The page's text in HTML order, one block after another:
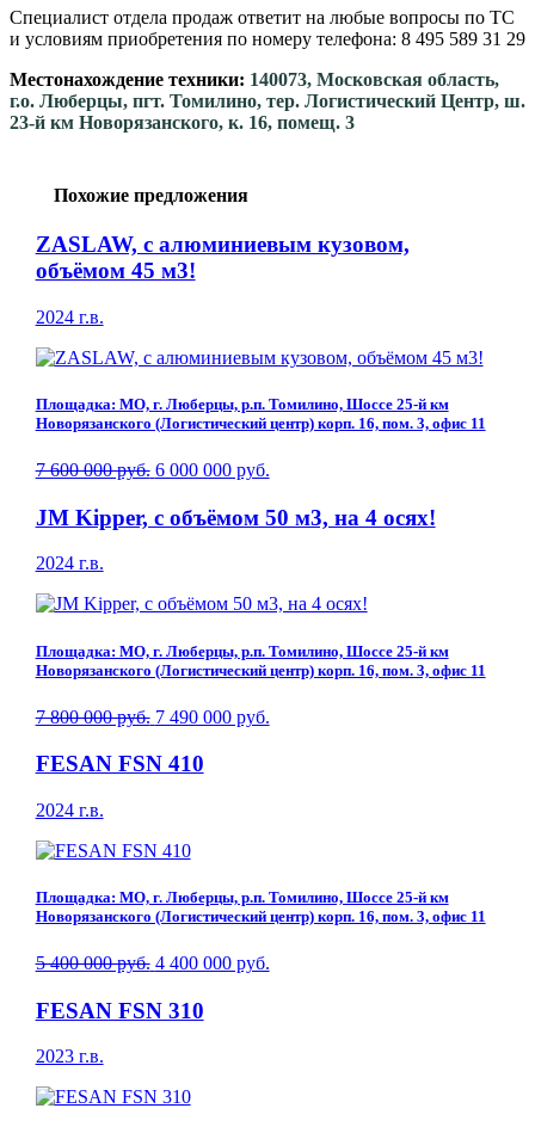
Специалист отдела продаж ответит на любые вопросы по ТС
и условиям приобретения по номеру телефона: 8 495 589 31 29
Местонахождение техники: 140073, Московская область,
г.о. Люберцы, пгт. Томилино, тер. Логистический Центр, ш.
23-й км Новорязанского, к. 16, помещ. 3
Похожие предложения
ZASLAW, с алюминиевым кузовом,
объёмом 45 м3!
2024 г.в.
Площадка: МО, г. Люберцы, р.п. Томилино, Шоссе 25-й км
Новорязанского (Логистический центр) корп. 16, пом. 3, офис 11
7 600 000 руб. 6 000 000 руб.
JM Kipper, c объёмом 50 м3, на 4 осях!
2024 г.в.
Площадка: МО, г. Люберцы, р.п. Томилино, Шоссе 25-й км
Новорязанского (Логистический центр) корп. 16, пом. 3, офис 11
7 800 000 руб. 7 490 000 руб.
FESAN FSN 410
2024 г.в.
Площадка: МО, г. Люберцы, р.п. Томилино, Шоссе 25-й км
Новорязанского (Логистический центр) корп. 16, пом. 3, офис 11
5 400 000 руб. 4 400 000 руб.
FESAN FSN 310
2023 г.в.